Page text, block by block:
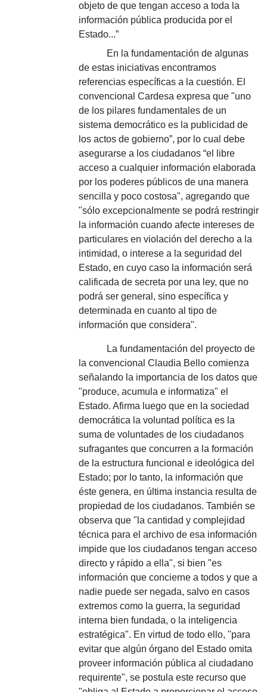
objeto de que tengan acceso a toda la
información pública producida por el
Estado...”
En la fundamentación de algunas
de estas iniciativas encontramos
referencias específicas a la cuestión. El
convencional Cardesa expresa que "uno
de los pilares fundamentales de un
sistema democrático es la publicidad de
los actos de gobierno”, por lo cual debe
asegurarse a los ciudadanos “el libre
acceso a cualquier información elaborada
por los poderes públicos de una manera
sencilla y poco costosa", agregando que
"sólo excepcionalmente se podrá restringir
la información cuando afecte intereses de
particulares en violación del derecho a la
intimidad, o interese a la seguridad del
Estado, en cuyo caso la información será
calificada de secreta por una ley, que no
podrá ser general, sino específica y
determinada en cuanto al tipo de
información que considera".
La fundamentación del proyecto de
la convencional Claudia Bello comienza
señalando la importancia de los datos que
"produce, acumula e informatiza" el
Estado. Afirma luego que en la sociedad
democrática la voluntad política es la
suma de voluntades de los ciudadanos
sufragantes que concurren a la formación
de la estructura funcional e ideológica del
Estado; por lo tanto, la información que
éste genera, en última instancia resulta de
propiedad de los ciudadanos. También se
observa que "la cantidad y complejidad
técnica para el archivo de esa información
impide que los ciudadanos tengan acceso
directo y rápido a ella", si bien "es
información que concierne a todos y que a
nadie puede ser negada, salvo en casos
extremos como la guerra, la seguridad
interna bien fundada, o la inteligencia
estratégica". En virtud de todo ello, "para
evitar que algún órgano del Estado omita
proveer información pública al ciudadano
requirente", se postula este recurso que